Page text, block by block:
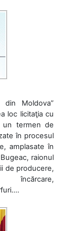
din Moldova”
loc licitaţia cu
un termen de
în procesul
amplasate în
raionul
de producere,